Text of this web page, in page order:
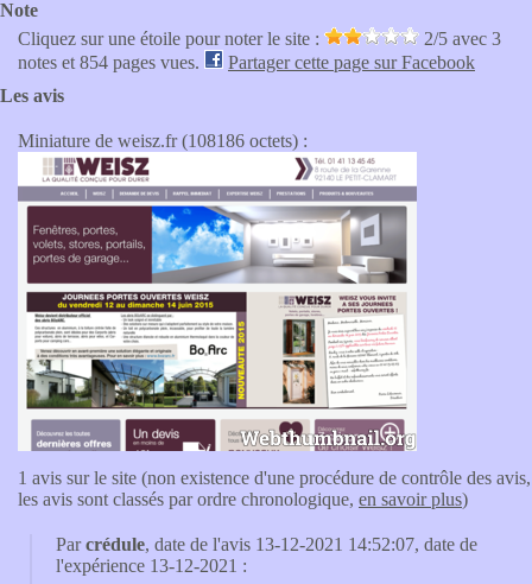
Note
Cliquez sur une étoile pour noter le site :
2/5 avec 3
notes et 854 pages vues.
Partager cette page sur Facebook
Les avis
Miniature de weisz.fr (108186 octets) :
1 avis sur le site (non existence d'une procédure de contrôle des avis,
les avis sont classés par ordre chronologique, en savoir plus)
Parcrédule, date de l'avis 13-12-2021 14:52:07, date de
l'expérience 13-12-2021 :